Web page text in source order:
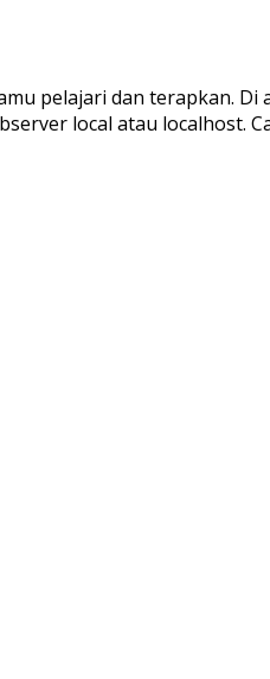
pelajari dan terapkan. Di
local atau localhost.